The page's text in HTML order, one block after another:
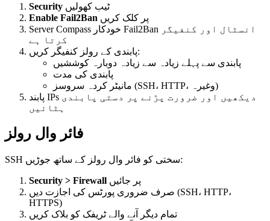
Security ٹیب کھولیں
Enable Fail2Ban پر کلک کریں
Server Compass خودکار Fail2Ban انسٹال اور کنفیگر
کرتا ہے
پابندی کے رولز کنفیگر کریں:
پابندی سے پہلے زیادہ سے زیادہ دوبارہ کوششیں
پابندی کی مدت
مانیٹر کردہ سروسز (SSH، HTTP، وغیرہ)
پابند IPs دیکھیں اور ضرورت پڑنے پر دستی پابندی
ہٹائیں
فائر وال رولز
SSH سختی کو فائر وال رولز کے ساتھ جوڑیں:
Security > Firewall پر جائیں
صرف ضروری پورٹس کی اجازت دیں (SSH، HTTP،
HTTPS)
تمام دیگر آنے والے ٹریفک کو بلاک کریں